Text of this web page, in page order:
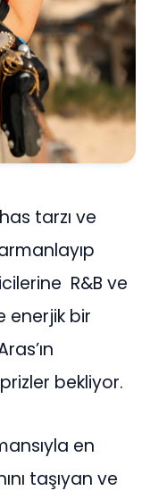
tarzı ve
R&B ve
enerjik bir
bekliyor.
en
taşıyan ve